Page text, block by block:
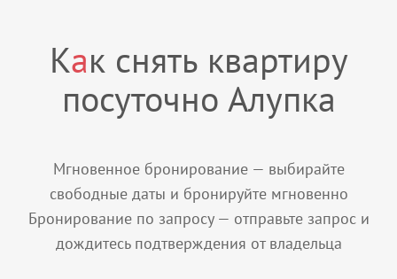
Как снять квартиру
посуточно Алупка
Мгновенное бронирование — выбирайте
свободные даты и бронируйте мгновенно
Бронирование по запросу — отправьте запрос и
дождитесь подтверждения от владельца